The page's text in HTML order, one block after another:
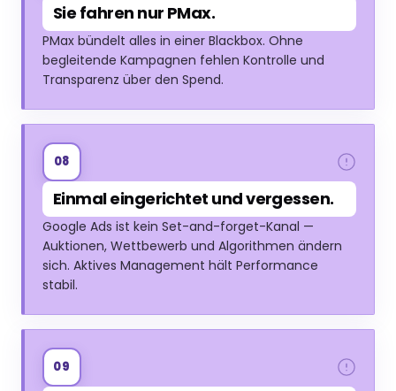
Sie fahren nur PMax.
PMax bündelt alles in einer Blackbox. Ohne
begleitende Kampagnen fehlen Kontrolle und
Transparenz über den Spend.
08
Einmal eingerichtet und vergessen.
Google Ads ist kein Set-and-forget-Kanal —
Auktionen, Wettbewerb und Algorithmen ändern
sich. Aktives Management hält Performance
stabil.
09